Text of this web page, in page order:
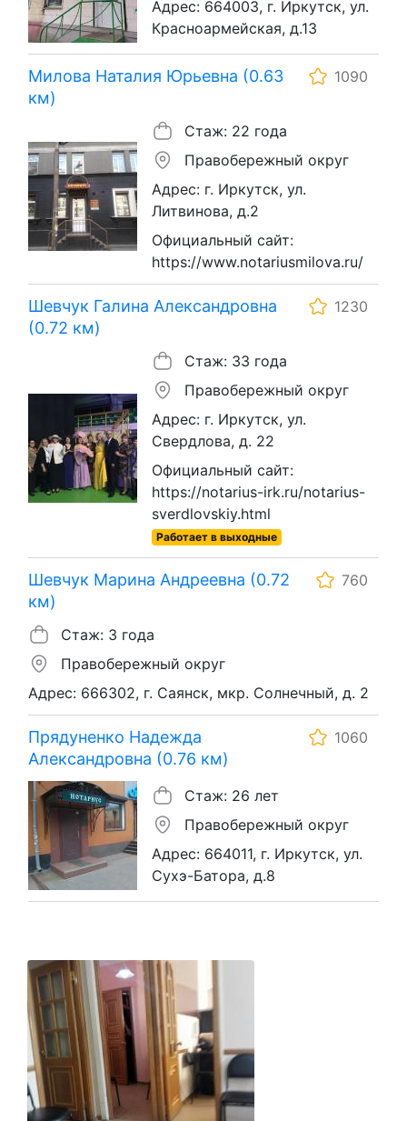
Адрес: 664003, г. Иркутск, ул.
Красноармейская, д.13
Милова Наталия Юрьевна (0.63
км)
1090
Стаж: 22 года
Правобережный округ
Адрес: г. Иркутск, ул.
Литвинова, д.2
Официальный сайт:
https://www.notariusmilova.ru/
Шевчук Галина Александровна
(0.72 км)
1230
Стаж: 33 года
Правобережный округ
Адрес: г. Иркутск, ул.
Свердлова, д. 22
Официальный сайт:
https://notarius-irk.ru/notarius-
sverdlovskiy.html
Работает в выходные
Шевчук Марина Андреевна (0.72
км)
760
Стаж: 3 года
Правобережный округ
Адрес: 666302, г. Саянск, мкр. Солнечный, д. 2
Прядуненко Надежда
Александровна (0.76 км)
1060
Стаж: 26 лет
Правобережный округ
Адрес: 664011, г. Иркутск, ул.
Сухэ-Батора, д.8